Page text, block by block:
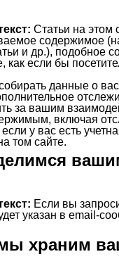
Статьи на этом
содержимое
и др.), подобное
как если бы
данные о
за вашим
включая
у вас есть
том сайте.
Если вы
указан в email-
храним